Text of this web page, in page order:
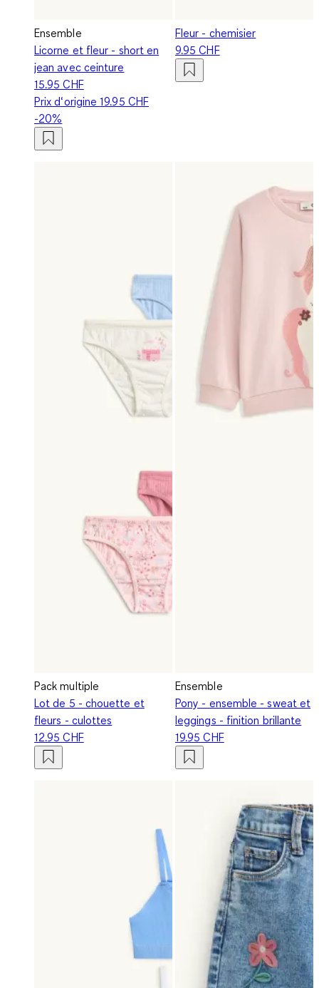
Ensemble
Licorne et fleur - short en
jean avec ceinture
15.95 CHF
Prix d‘origine19.95 CHF
-20%
Fleur - chemisier
9.95 CHF
Pack multiple
Lot de 5 - chouette et
fleurs - culottes
12.95 CHF
Ensemble
Pony - ensemble - sweat et
leggings - finition brillante
19.95 CHF